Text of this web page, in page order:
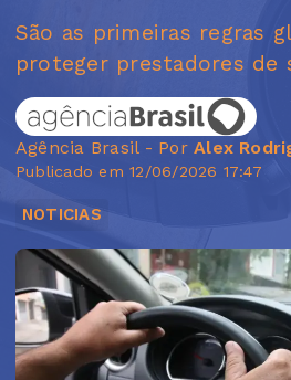
São as primeiras regras
proteger prestadores de
Agência Brasil - PorAlex
Publicado em 12/06/2026 17:47
NOTICIAS